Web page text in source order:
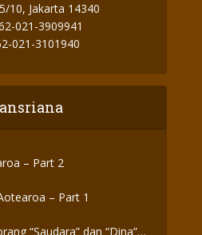
10, Jakarta 14340
021-3909941
021-3101940
– Part 2
– Part 1
“Saudara” dan “Dina”